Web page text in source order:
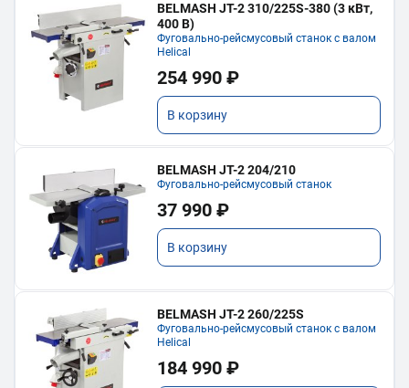
BELMASH JT-2 310/225S-380 (3 кВт,
400 В)
Фуговально-рейсмусовый станок с валом
Helical
254 990 ₽
В корзину
BELMASH JT-2 204/210
Фуговально-рейсмусовый станок
37 990 ₽
В корзину
BELMASH JT-2 260/225S
Фуговально-рейсмусовый станок с валом
Helical
184 990 ₽